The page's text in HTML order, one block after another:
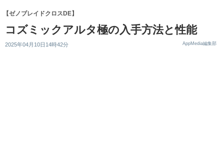
【ゼノブレイドクロスDE】
コズミックアルタ極の入手方法と性能
2025年04月10日14時42分 AppMedia編集部